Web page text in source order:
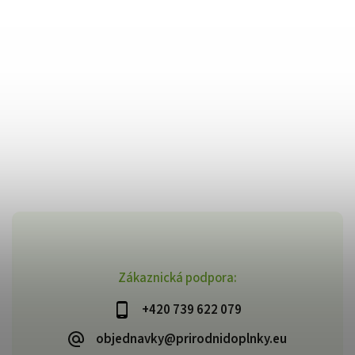
Zákaznická podpora:
+420 739 622 079
objednavky@prirodnidoplnky.eu